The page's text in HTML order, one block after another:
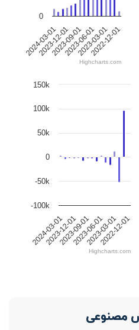
2024-03-01
2023-12-01
2023-09-01
2023-06-01
2023-03-01
2022-12-01
0
Highcharts.com
2024-03-01
2023-12-01
2023-09-01
2023-06-01
2023-03-01
2022-12-01
-100k
-50k
0
50k
100k
150k
Highcharts.com
مصنوعی